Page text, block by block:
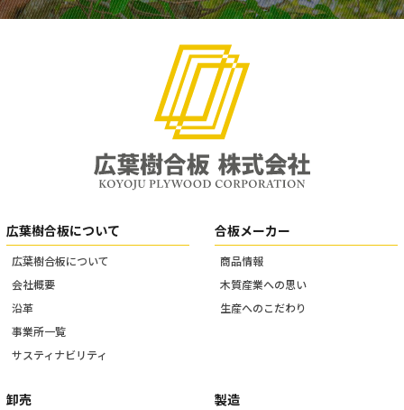
広葉樹合板について
広葉樹合板について
会社概要
沿革
事業所一覧
サスティナビリティ
合板メーカー
商品情報
木質産業への思い
生産へのこだわり
卸売 製造